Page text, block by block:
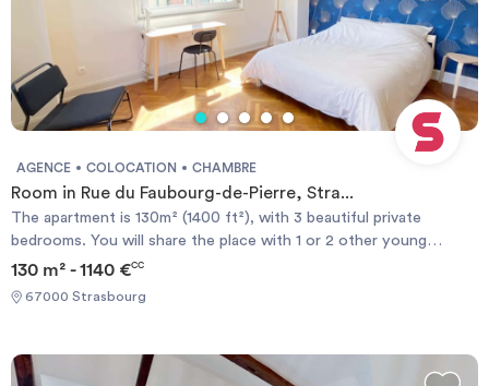
AGENCE COLOCATION CHAMBRE
Room in Rue du Faubourg-de-Pierre, Stra...
The apartment is 130m² (1400 ft²), with 3 beautiful private
bedrooms. You will share the place with 1 or 2 other young
people, selected according to their profiles (mostly foreign
students at the University of Strasbourg, 18 to 28 only). The
apartment has a large kitchen, a large bathroom, separate toilets,
everything you need for your stay: pots, pans, plates, and
cutlery, Nespresso, oven, and microwave. The bathroom has a
130 m² - 1140 €CC
67000 Strasbourg